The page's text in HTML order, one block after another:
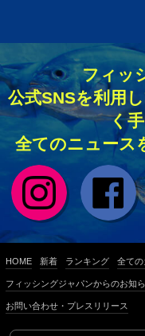
フィッ
公式SNSを利用
く
全てのニュース
HOME 新着 ランキング 全ての
フィッシングジャパンからのお知
お問い合わせ・プレスリリース